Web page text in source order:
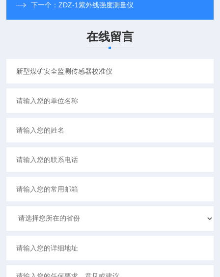
下一个：ZDZ-1紫外线强度测量仪
在线留言